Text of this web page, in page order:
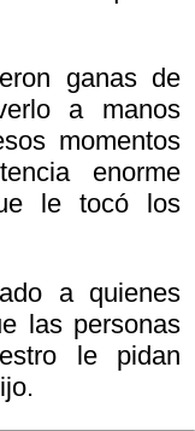
ganas de
a manos
momentos
enorme
le tocó los
a quienes
las personas
le pidan